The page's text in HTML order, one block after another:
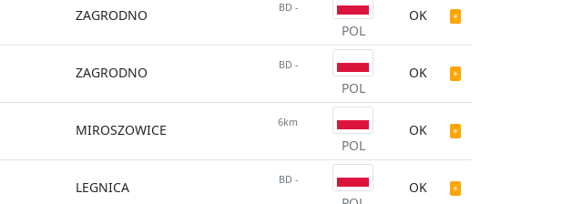
ZAGRODNO BD -
POL
OK
ZAGRODNO BD -
POL
OK
MIROSZOWICE 6km
POL
OK
LEGNICA BD - OK